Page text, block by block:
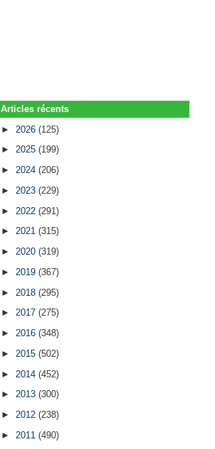
Articles récents
► 2026(125)
►2025(199)
►2024(206)
► 2023(229)
► 2022(291)
►2021(315)
►2020(319)
► 2019(367)
► 2018(295)
►2017(275)
►2016(348)
► 2015(502)
► 2014(452)
►2013(300)
►2012(238)
► 2011(490)